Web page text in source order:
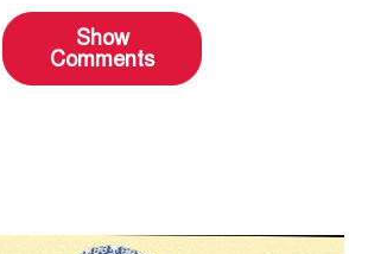
Show
Comments